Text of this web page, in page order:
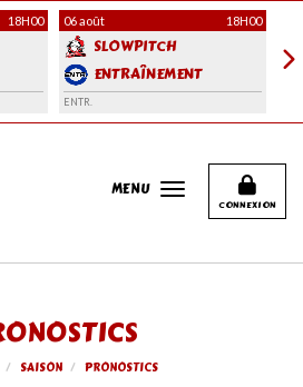
18H00 06 août 18H00
SLOWPITCH
ENTRAÎNEMENT
ENTR.
CONNEXION
MENU
SAISON PRONOSTICS